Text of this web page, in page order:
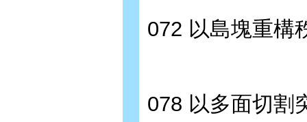
072 以島塊重構
078 以多面切割